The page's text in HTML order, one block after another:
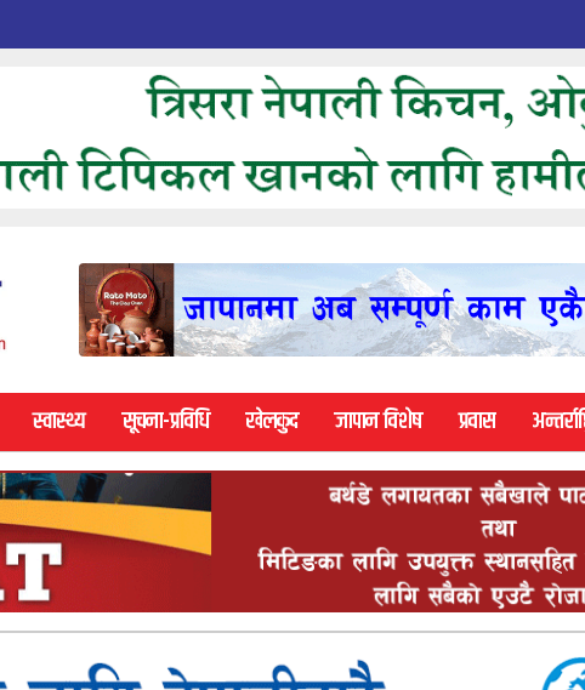
स्वास्थ्य सूचना-प्रविधि खेलकुद जापान विशेष प्रवास